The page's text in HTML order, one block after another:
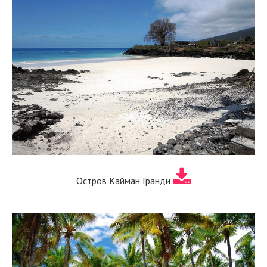
Остров Кайман Гранди